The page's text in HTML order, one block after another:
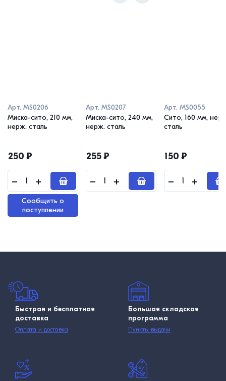
Арт. MS0206
Миска-сито, 210 мм,
нерж. сталь
250 ₽
Сообщить о
поступлении
Арт. MS0207
Миска-сито, 240 мм,
нерж. сталь
255₽
Арт. MS0055
Сито, 160 мм,
сталь
150 ₽
Быстрая и бесплатная
доставка
Оплата и доставка
Большая складская
программа
Пункты выдачи